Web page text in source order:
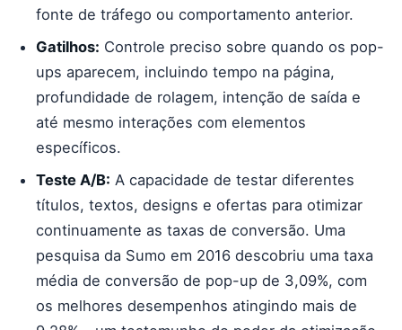
fonte de tráfego ou comportamento anterior.
Gatilhos: Controle preciso sobre quando os pop-
ups aparecem, incluindo tempo na página,
profundidade de rolagem, intenção de saída e
até mesmo interações com elementos
específicos.
Teste A/B: A capacidade de testar diferentes
títulos, textos, designs e ofertas para otimizar
continuamente as taxas de conversão. Uma
pesquisa da Sumo em 2016 descobriu uma taxa
média de conversão de pop-up de 3,09%, com
os melhores desempenhos atingindo mais de